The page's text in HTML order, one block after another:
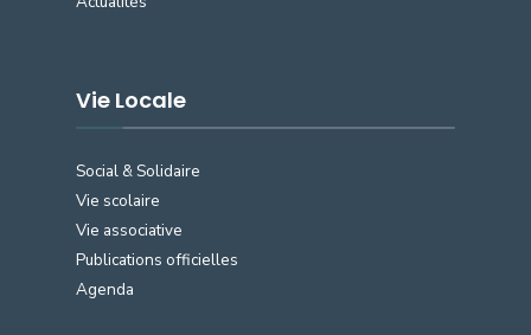
Vie Locale
Social & Solidaire
Vie scolaire
Vie associative
Publications officielles
Agenda